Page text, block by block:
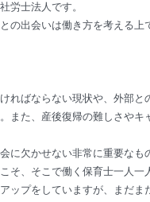
労士法人です。
の出会いは働き方を考える上
ればならない現状や、外部
また、産後復帰の難しさや
に欠かせない非常に重要なも
そ、そこで働く保育士一人
ップをしていますが、まだま